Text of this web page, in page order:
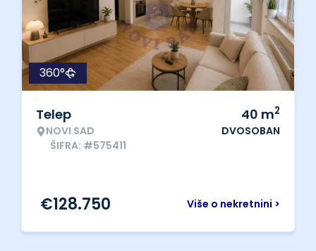
360°
Telep
NOVI SAD
ŠIFRA: #575411
40 m2
DVOSOBAN
Više o nekretnini >
€128.750